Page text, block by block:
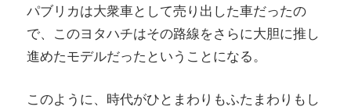
パブリカは大衆車として売り出した車だったの
で、このヨタハチはその路線をさらに大胆に推し
進めたモデルだったということになる。
このように、時代がひとまわりもふたまわりもし